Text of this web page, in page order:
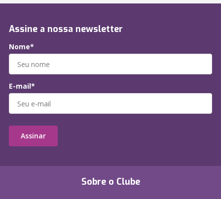
Sobre o Clube
Assine a nossa newsletter
Nome*
E-mail*
Assinar